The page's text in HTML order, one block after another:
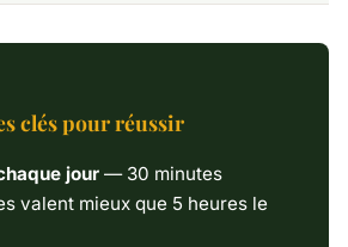
clés pour réussir
jour— 30 minutes
valent mieux que 5 heures le